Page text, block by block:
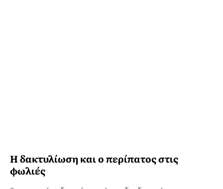
Η δακτυλίωση και ο περίπατος στις
φωλιές